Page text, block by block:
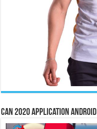
CAN 2020 Application Android